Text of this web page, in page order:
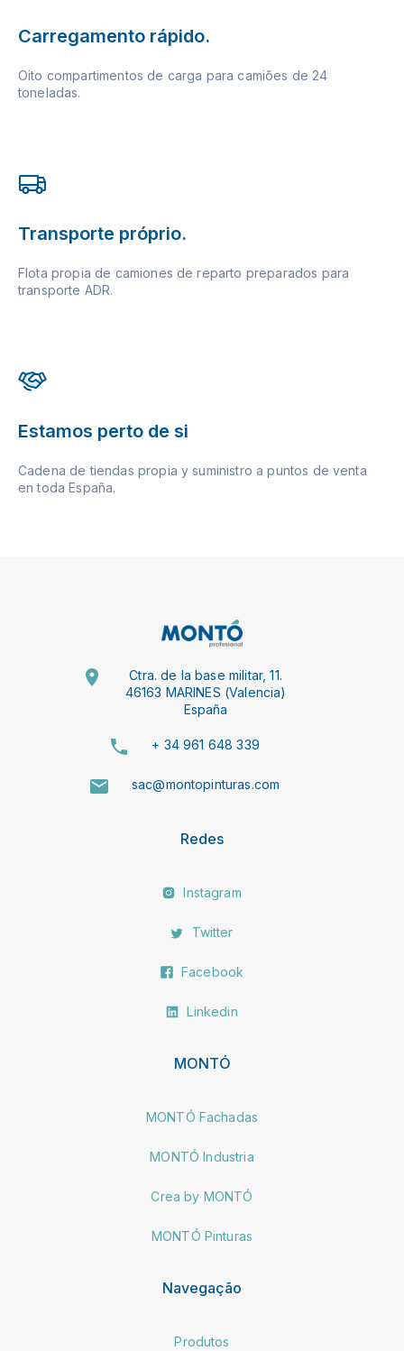
Carregamento rápido.
Oito compartimentos de carga para camiões de 24
toneladas.
Transporte próprio.
Flota propia de camiones de reparto preparados para
transporte ADR.
Estamos perto de si
Cadena de tiendas propia y suministro a puntos de venta
en toda España.
Ctra. de la base militar, 11.
46163 MARINES (Valencia)
España
+ 34 961 648 339
sac@montopinturas.com
Redes
Instagram
Twitter
Facebook
Linkedin
MONTÓ
MONTÓ Fachadas
MONTÓ Industria
Crea by MONTÓ
MONTÓ Pinturas
Navegação
Produtos